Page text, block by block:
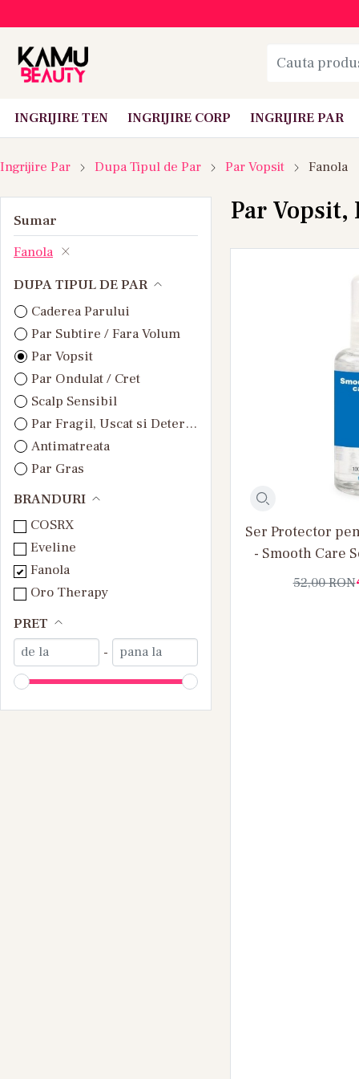
INGRIJIRE TEN INGRIJIRE CORP INGRIJIRE PAR
Ingrijire Par Dupa Tipul de Par Par Vopsit Fanola
Sumar
Fanola
DUPA TIPUL DE PAR
Caderea Parului
Par Subtire / Fara Volum
Par Vopsit
Par Ondulat / Cret
Scalp Sensibil
Par Fragil, Uscat si Deteriorat
Antimatreata
Par Gras
Par Normal
BRANDURI
COSRX
Eveline
Fanola
Oro Therapy
PRET
-
Par Vopsit,
Ser Protector
- Smooth Care
52,00RON